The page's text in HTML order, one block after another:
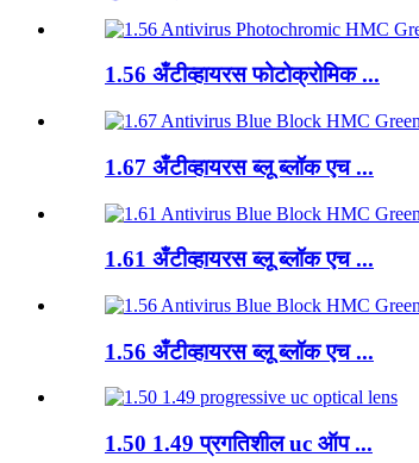
1.56 अँटीव्हायरस फोटोक्रोमिक ...
1.67 अँटीव्हायरस ब्लू ब्लॉक एच ...
1.61 अँटीव्हायरस ब्लू ब्लॉक एच ...
1.56 अँटीव्हायरस ब्लू ब्लॉक एच ...
1.50 1.49 प्रगतिशील uc ऑप ...